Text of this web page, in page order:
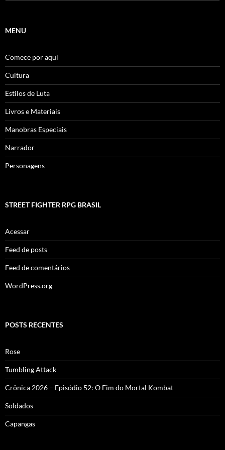
MENU
Comece por aqui
Cultura
Estilos de Luta
Livros e Materiais
Manobras Especiais
Narrador
Personagens
STREET FIGHTER RPG BRASIL
Acessar
Feed de posts
Feed de comentários
WordPress.org
POSTS RECENTES
Rose
Tumbling Attack
Crônica 2026 – Episódio 52: O Fim do Mortal Kombat
Soldados
Capangas